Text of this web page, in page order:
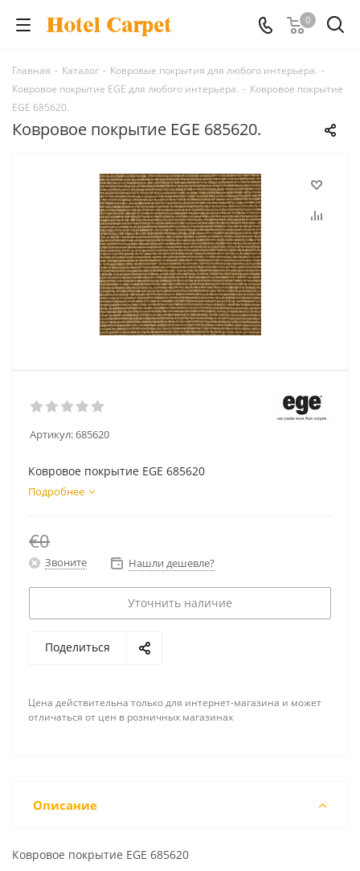
0
Главная - Каталог - Ковровые покрытия для любого интерьера. -
Ковровое покрытие EGE для любого интерьера. - Ковровое покрытие
EGE 685620.
Ковровое покрытие EGE 685620.
Артикул:685620
Ковровое покрытие EGE 685620
Подробнее
€0
Звоните Нашли дешевле?
Уточнить наличие
Поделиться
Цена действительна только для интернет-магазина и может
отличаться от цен в розничных магазинах
Описание
Ковровое покрытие EGE 685620